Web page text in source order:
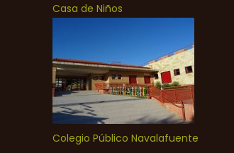
Casa de Niños
Colegio Público Navalafuente